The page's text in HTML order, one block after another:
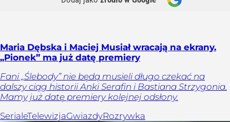
Maria Dębska i Maciej Musiał wracają na ekrany.
„Pionek” ma już datę premiery
Fani „Ślebody” nie będą musieli długo czekać na
dalszy ciąg historii Anki Serafin i Bastiana Strzygonia.
Mamy już datę premiery kolejnej odsłony.
SerialeTelewizjaGwiazdyRozrywka